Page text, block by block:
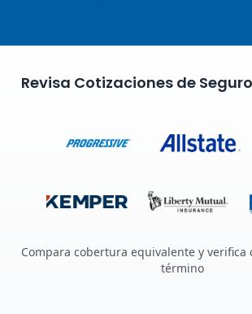
Revisa Cotizaciones de
Compara cobertura equivalente y verifica
término